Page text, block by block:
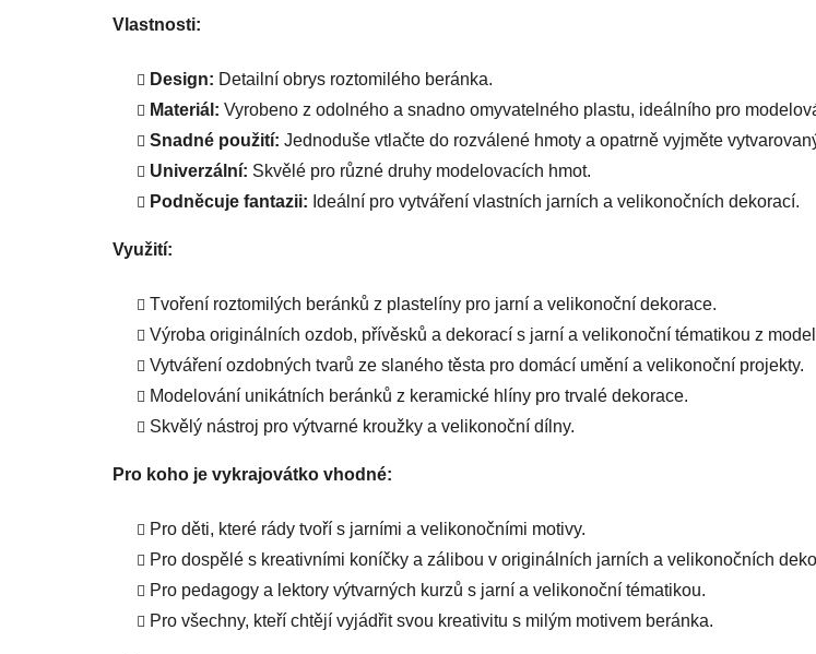
Vlastnosti:
Design: Detailní obrys roztomilého beránka.
Materiál: Vyrobeno z odolného a snadno omyvatelného plastu, ideálního pro
Snadné použití: Jednoduše vtlačte do rozválené hmoty a opatrně vyjměte
Univerzální: Skvělé pro různé druhy modelovacích hmot.
Podněcuje fantazii: Ideální pro vytváření vlastních jarních a velikonočních dekorací.
Využití:
Tvoření roztomilých beránků z plastelíny pro jarní a velikonoční dekorace.
Výroba originálních ozdob, přívěsků a dekorací s jarní a velikonoční tématikou z
Vytváření ozdobných tvarů ze slaného těsta pro domácí umění a velikonoční projekty.
Modelování unikátních beránků z keramické hlíny pro trvalé dekorace.
Skvělý nástroj pro výtvarné kroužky a velikonoční dílny.
Pro koho je vykrajovátko vhodné:
Pro děti, které rády tvoří s jarními a velikonočními motivy.
Pro dospělé s kreativními koníčky a zálibou v originálních jarních a velikonočních
Pro pedagogy a lektory výtvarných kurzů s jarní a velikonoční tématikou.
Pro všechny, kteří chtějí vyjádřit svou kreativitu s milým motivem beránka.